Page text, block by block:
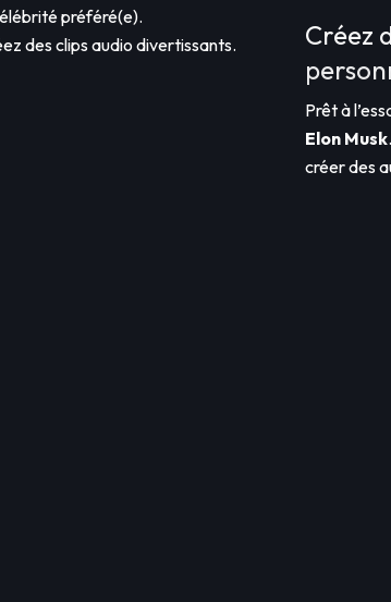
préféré(e).
des clips audio divertissants.
Créez
Prêt à
Elon Musk.
créer des